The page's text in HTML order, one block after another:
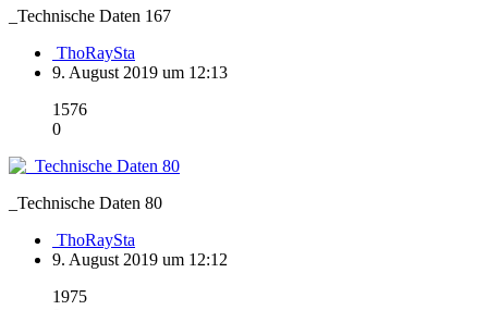
_Technische Daten 167
ThoRaySta
9. August 2019 um 12:13
1576
0
_Technische Daten 80
ThoRaySta
9. August 2019 um 12:12
1975